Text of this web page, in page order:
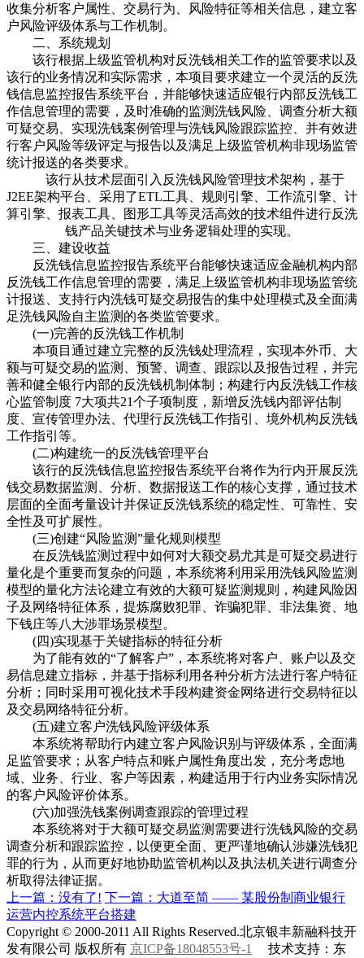
收集分析客户属性、交易行为、风险特征等相关信息，建立客
户风险评级体系与工作机制。
二、系统规划
该行根据上级监管机构对反洗钱相关工作的监管要求以及
该行的业务情况和实际需求，本项目要求建立一个灵活的反洗
钱信息监控报告系统平台，并能够快速适应银行内部反洗钱工
作信息管理的需要，及时准确的监测洗钱风险、调查分析大额
可疑交易、实现洗钱案例管理与洗钱风险跟踪监控、并有效进
行客户风险等级评定与报告以及满足上级监管机构非现场监管
统计报送的各类要求。
该行从技术层面引入反洗钱风险管理技术架构，基于
J2EE架构平台、采用了ETL工具、规则引擎、工作流引擎、计
算引擎、报表工具、图形工具等灵活高效的技术组件进行反洗
钱产品关键技术与业务逻辑处理的实现。
三、建设收益
反洗钱信息监控报告系统平台能够快速适应金融机构内部
反洗钱工作信息管理的需要，满足上级监管机构非现场监管统
计报送、支持行内洗钱可疑交易报告的集中处理模式及全面满
足洗钱风险自主监测的各类监管要求。
(一)完善的反洗钱工作机制
本项目通过建立完整的反洗钱处理流程，实现本外币、大
额与可疑交易的监测、预警、调查、跟踪以及报告过程，并完
善和健全银行内部的反洗钱机制体制；构建行内反洗钱工作核
心监管制度 7大项共21个子项制度，新增反洗钱内部评估制
度、宣传管理办法、代理行反洗钱工作指引、境外机构反洗钱
工作指引等。
(二)构建统一的反洗钱管理平台
该行的反洗钱信息监控报告系统平台将作为行内开展反洗
钱交易数据监测、分析、数据报送工作的核心支撑，通过技术
层面的全面考量设计并保证反洗钱系统的稳定性、可靠性、安
全性及可扩展性。
(三)创建“风险监测”量化规则模型
在反洗钱监测过程中如何对大额交易尤其是可疑交易进行
量化是个重要而复杂的问题，本系统将利用采用洗钱风险监测
模型的量化方法论建立有效的大额可疑监测规则，构建风险因
子及网络特征体系，提炼腐败犯罪、诈骗犯罪、非法集资、地
下钱庄等八大涉罪场景模型。
(四)实现基于关键指标的特征分析
为了能有效的“了解客户”，本系统将对客户、账户以及交
易信息建立指标，并基于指标利用各种分析方法进行客户特征
分析；同时采用可视化技术手段构建资金网络进行交易特征以
及交易网络特征分析。
(五)建立客户洗钱风险评级体系
本系统将帮助行内建立客户风险识别与评级体系，全面满
足监管要求；从客户特点和账户属性角度出发，充分考虑地
域、业务、行业、客户等因素，构建适用于行内业务实际情况
的客户风险评价体系。
(六)加强洗钱案例调查跟踪的管理过程
本系统将对于大额可疑交易监测需要进行洗钱风险的交易
调查分析和跟踪监控，以便更全面、更严谨地确认涉嫌洗钱犯
罪的行为，从而更好地协助监管机构以及执法机关进行调查分
析取得法律证据。
上一篇：没有了! 下一篇：大道至简 —— 某股份制商业银行
运营内控系统平台搭建
Copyright © 2000-2011 All Rights Reserved.北京银丰新融科技开
发有限公司 版权所有 京ICP备18048553号-1 技术支持：东